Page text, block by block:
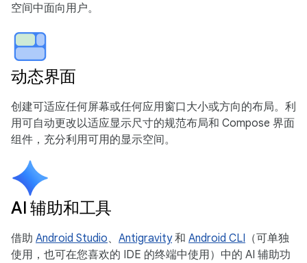
空间中面向用户。
动态界面
创建可适应任何屏幕或任何应用窗口大小或方向的布局。利
用可自动更改以适应显示尺寸的规范布局和 Compose 界面
组件，充分利用可用的显示空间。
AI 辅助和工具
借助 Android Studio、 Antigravity和 Android CLI （可单独
使用，也可在您喜欢的 IDE 的终端中使用）中的 AI 辅助功